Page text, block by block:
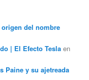
del nombre
| El Efecto Tesla en
Paine y su ajetreada